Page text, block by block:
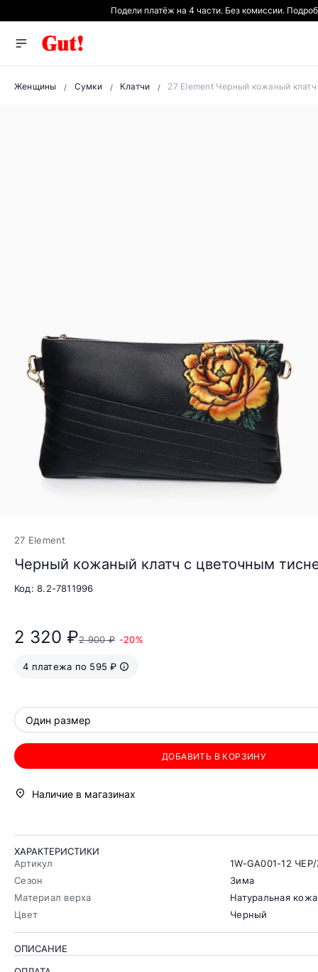
Подели платёж на 4 части. Без комиссии.
Женщины Сумки Клатчи 27 Element Черный кожаный
27 Element
Черный кожаный клатч с цветочным
Код: 8.2-7811996
2 320 ₽2 900 ₽ -20%
4 платежа по 595 ₽
Один размер
ДОБАВИТЬ В КОРЗИНУ
Наличие в магазинах
ХАРАКТЕРИСТИКИ
Артикул
1W-GA001-12
Сезон
Зима
Материал верха
Натуральная кожа
Цвет
Черный
ОПИСАНИЕ